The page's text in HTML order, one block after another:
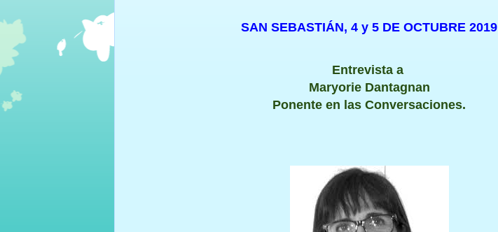
SAN SEBASTIÁN, 4 y 5 DE OCTUBRE 2019
Entrevista a
Maryorie Dantagnan
Ponente en las Conversaciones.